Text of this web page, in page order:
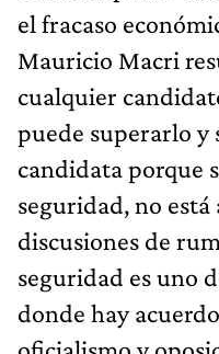
el fracaso
Mauricio Macri
cualquier
puede superarlo y
candidata porque
seguridad, no
discusiones de
seguridad es uno
donde hay